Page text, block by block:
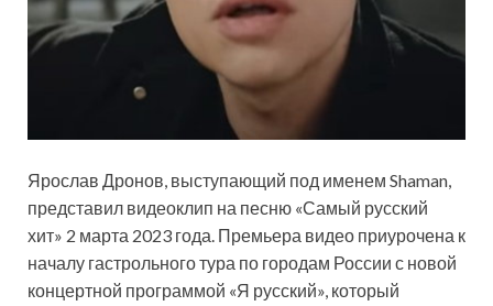
Ярослав Дронов, выступающий под именем Shaman,
представил видеоклип на песню «Самый русский
хит» 2 марта 2023 года. Премьера видео приурочена к
началу гастрольного тура по городам России с новой
концертной программой «Я русский», который